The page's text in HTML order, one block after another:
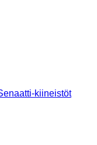
kiineistöt